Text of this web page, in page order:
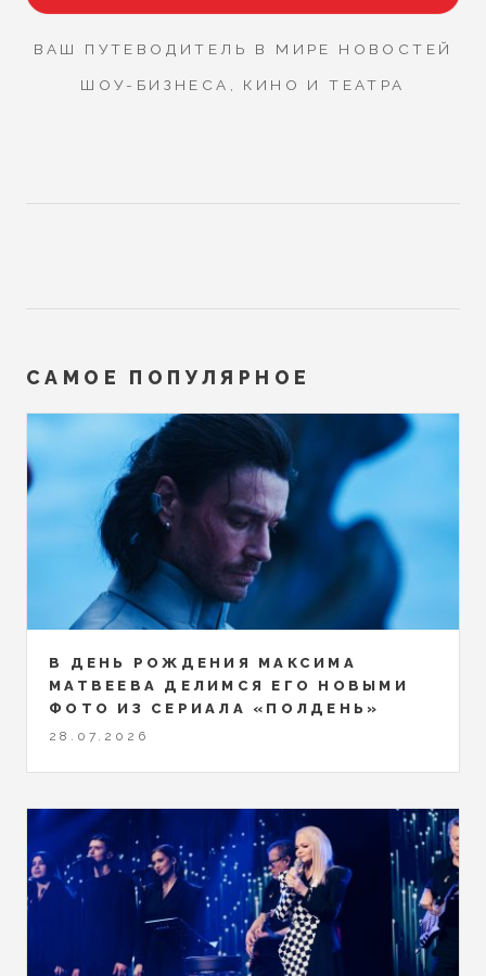
ВАШ ПУТЕВОДИТЕЛЬ В МИРЕ НОВОСТЕЙ
ШОУ-БИЗНЕСА, КИНО И ТЕАТРА
САМОЕ ПОПУЛЯРНОЕ
В ДЕНЬ РОЖДЕНИЯ МАКСИМА
МАТВЕЕВА ДЕЛИМСЯ ЕГО НОВЫМИ
ФОТО ИЗ СЕРИАЛА «ПОЛДЕНЬ»
28.07.2026